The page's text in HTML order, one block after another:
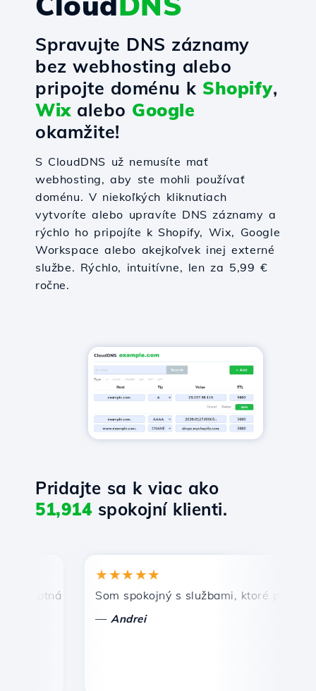
Spravujte DNS záznamy
bez webhosting alebo
pripojte doménu k Shopify,
Wixalebo Google
okamžite!
S CloudDNS už nemusíte mať
webhosting, aby ste mohli používať
doménu. V niekoľkých kliknutiach
vytvoríte alebo upravíte DNS záznamy a
rýchlo ho pripojíte k Shopify, Wix, Google
Workspace alebo akejkoľvek inej externé
službe. Rýchlo, intuitívne, len za 5,99 €
ročne.
Pridajte sa k viac ako
51,914spokojní klienti.
a efektívna technická podpora.
★★★★★
Som spokojný s službami, ktoré ponúka
Andrei